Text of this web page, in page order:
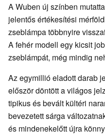
A Wuben új színben
jelentős értékesítési
zseblámpa többnyire
A fehér modell egy kicsit
zseblámpát, még mindig
Az egymillió eladott darab
először döntött a világos
tipikus és bevált kültéri
bevezetett sárga
és mindenekelőtt újra